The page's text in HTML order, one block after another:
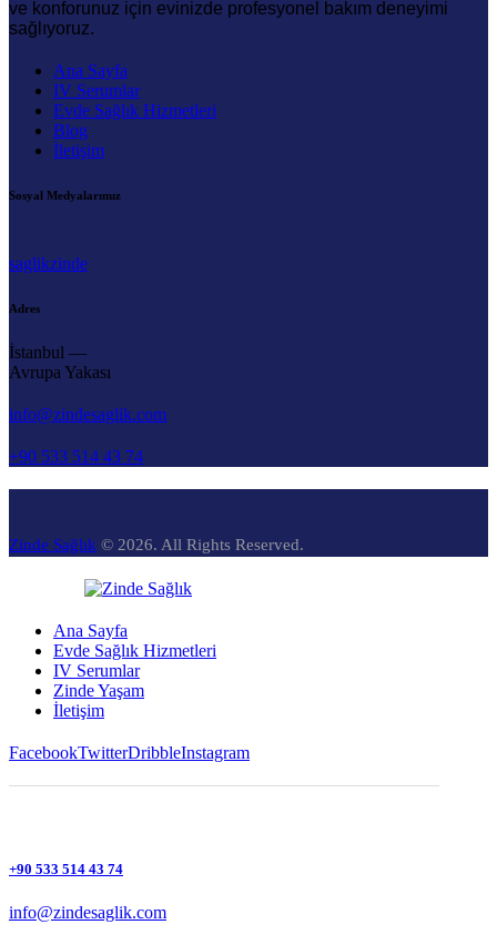
ve konforunuz için evinizde profesyonel bakım deneyimi
sağlıyoruz.
Ana Sayfa
IV Serumlar
Evde Sağlık Hizmetleri
Blog
İletişim
Sosyal Medyalarımız
saglikzinde
Adres
İstanbul —
Avrupa Yakası
info@zindesaglik.com
+90 533 514 43 74
Zinde Sağlık © 2026. All Rights Reserved.
Ana Sayfa
Evde Sağlık Hizmetleri
IV Serumlar
Zinde Yaşam
İletişim
FacebookTwitterDribbleInstagram
+90 533 514 43 74
info@zindesaglik.com